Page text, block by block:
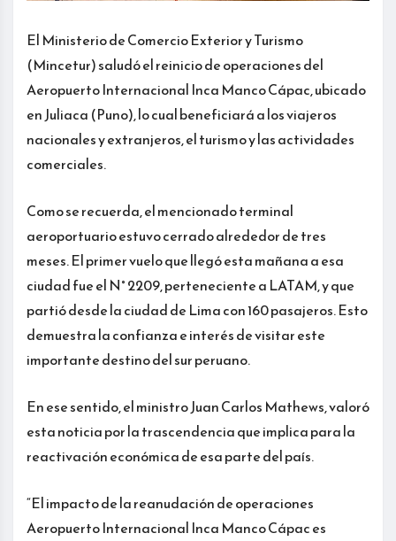
El Ministerio de Comercio Exterior y Turismo
(Mincetur) saludó el reinicio de operaciones del
Aeropuerto Internacional Inca Manco Cápac, ubicado
en Juliaca (Puno), lo cual beneficiará a los viajeros
nacionales y extranjeros, el turismo y las actividades
comerciales.
Como se recuerda, el mencionado terminal
aeroportuario estuvo cerrado alrededor de tres
meses. El primer vuelo que llegó esta mañana a esa
ciudad fue el N° 2209, perteneciente a LATAM, y que
partió desde la ciudad de Lima con 160 pasajeros. Esto
demuestra la confianza e interés de visitar este
importante destino del sur peruano.
En ese sentido, el ministro Juan Carlos Mathews, valoró
esta noticia por la trascendencia que implica para la
reactivación económica de esa parte del país.
“El impacto de la reanudación de operaciones
Aeropuerto Internacional Inca Manco Cápac es